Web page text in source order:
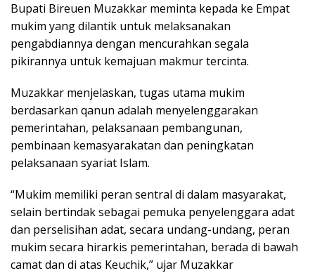
Bupati Bireuen Muzakkar meminta kepada ke Empat
mukim yang dilantik untuk melaksanakan
pengabdiannya dengan mencurahkan segala
pikirannya untuk kemajuan makmur tercinta.
Muzakkar menjelaskan, tugas utama mukim
berdasarkan qanun adalah menyelenggarakan
pemerintahan, pelaksanaan pembangunan,
pembinaan kemasyarakatan dan peningkatan
pelaksanaan syariat Islam.
“Mukim memiliki peran sentral di dalam masyarakat,
selain bertindak sebagai pemuka penyelenggara adat
dan perselisihan adat, secara undang-undang, peran
mukim secara hirarkis pemerintahan, berada di bawah
camat dan di atas Keuchik,” ujar Muzakkar